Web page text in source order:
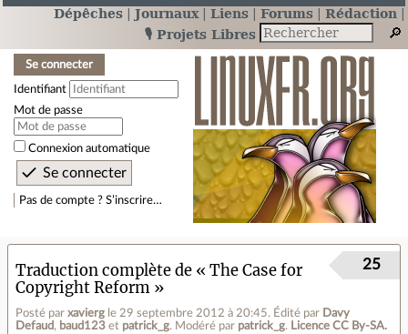
Dépêches Journaux Liens Forums
Rédaction
🎙️ Projets Libres
Se connecter
Identifiant
Mot de passe
Connexion automatique
Pas de compte ? S’inscrire…
Traduction complète de « The Case for
Copyright Reform »
Posté par xavierg le 29 septembre 2012 à 20:45. Édité par Davy
Defaud, baud123 et patrick_g. Modéré par patrick_g. Licence CC By‑SA.
25